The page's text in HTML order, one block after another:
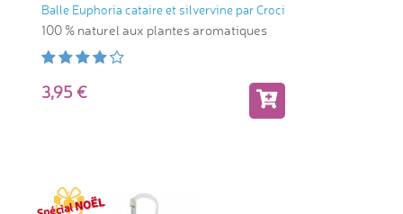
Balle Euphoria cataire et silvervine par Croci
100 % naturel aux plantes aromatiques
3,95